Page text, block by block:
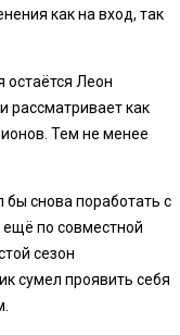
как на вход, так
остаётся Леон
рассматривает как
Тем не менее
снова поработать с
по совместной
сезон
сумел проявить себя